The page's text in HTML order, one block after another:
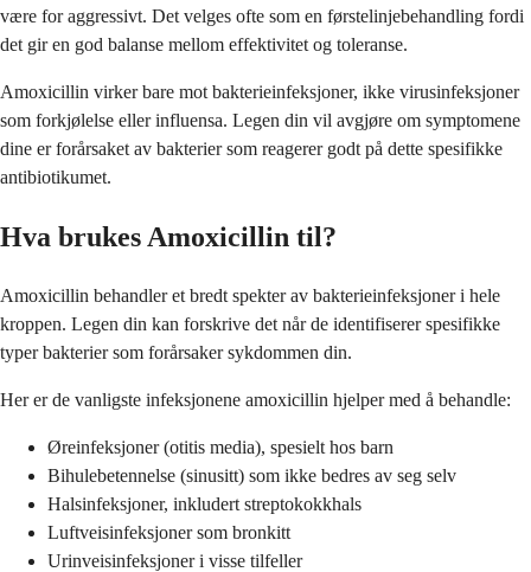
være for aggressivt. Det velges ofte som en førstelinjebehandling fordi
det gir en god balanse mellom effektivitet og toleranse.
Amoxicillin virker bare mot bakterieinfeksjoner, ikke virusinfeksjoner
som forkjølelse eller influensa. Legen din vil avgjøre om symptomene
dine er forårsaket av bakterier som reagerer godt på dette spesifikke
antibiotikumet.
Hva brukes Amoxicillin til?
Amoxicillin behandler et bredt spekter av bakterieinfeksjoner i hele
kroppen. Legen din kan forskrive det når de identifiserer spesifikke
typer bakterier som forårsaker sykdommen din.
Her er de vanligste infeksjonene amoxicillin hjelper med å behandle:
Øreinfeksjoner (otitis media), spesielt hos barn
Bihulebetennelse (sinusitt) som ikke bedres av seg selv
Halsinfeksjoner, inkludert streptokokkhals
Luftveisinfeksjoner som bronkitt
Urinveisinfeksjoner i visse tilfeller